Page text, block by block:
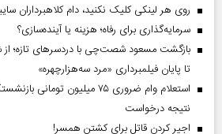
روی هر لینکی کلیک نکنید، دام کلاهبرداران
سرمایه‌گذاری برای رفاه؛ هزینه یا آینده‌سازی؟
بازگشت مسعود شصت‌چی با دردسر‌های تازه؛ از
تا پایان فیلمبرداری «مرد سه‌هزارچهره»
استعلام وام ضروری ۷۵ میلیون
نتیجه درخواست
اجیر کردن قاتل برای کشتن همسر!